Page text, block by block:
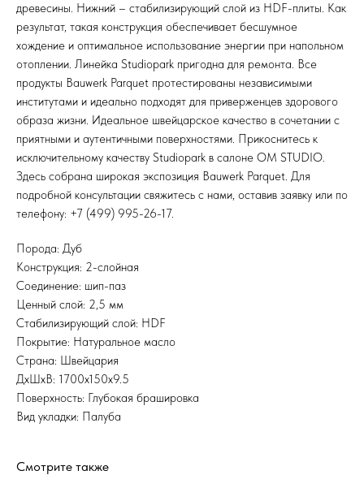
древесины. Нижний – стабилизирующий слой из HDF-плиты. Как
результат, такая конструкция обеспечивает бесшумное
хождение и оптимальное использование энергии при напольном
отоплении. Линейка Studiopark пригодна для ремонта. Все
продукты Bauwerk Parquet протестированы независимыми
институтами и идеально подходят для приверженцев здорового
образа жизни. Идеальное швейцарское качество в сочетании с
приятными и аутентичными поверхностями. Прикоснитесь к
исключительному качеству Studiopark в салоне OM STUDIO.
Здесь собрана широкая экспозиция Bauwerk Parquet. Для
подробной консультации свяжитесь с нами, оставив заявку или по
телефону: +7 (499) 995-26-17.
Порода: Дуб
Конструкция: 2-слойная
Соединение: шип-паз
Ценный слой: 2,5 мм
Стабилизирующий слой: HDF
Покрытие: Натуральное масло
Страна: Швейцария
ДхШхВ: 1700x150x9.5
Поверхность: Глубокая брашировка
Вид укладки: Палуба
Смотрите также